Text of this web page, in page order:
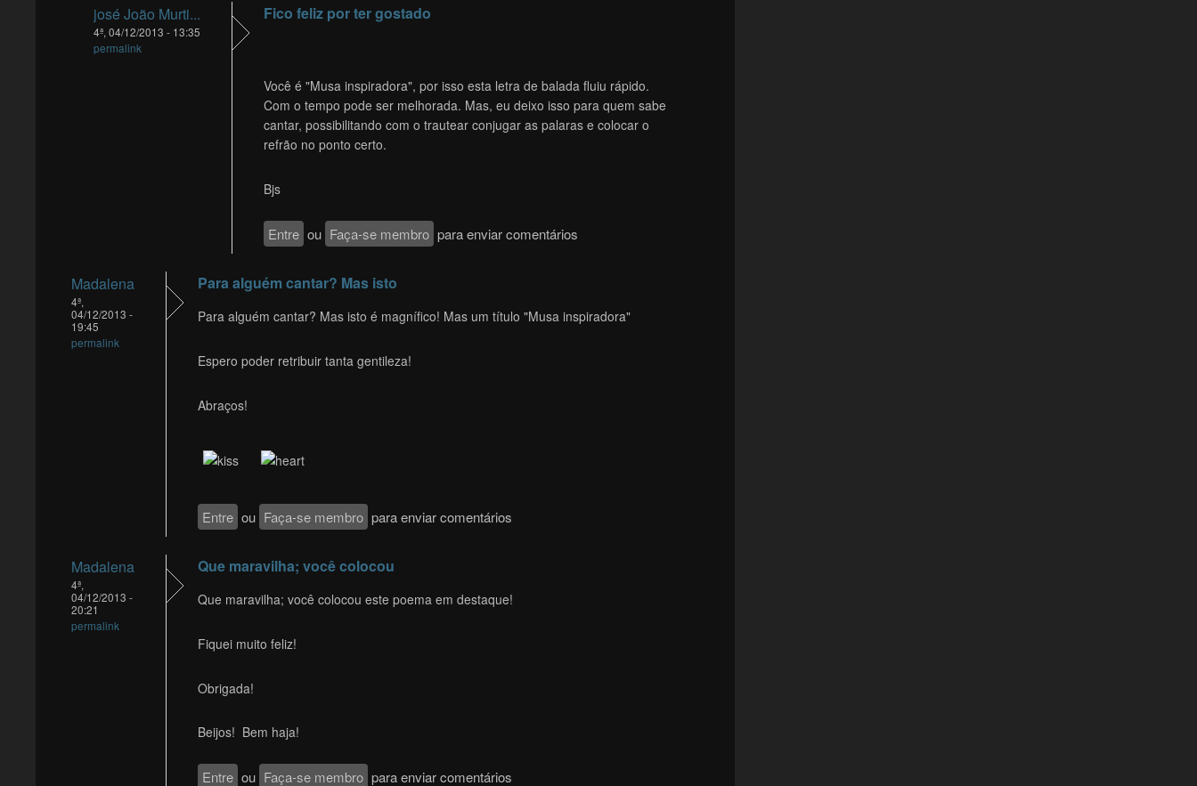
josé João Murti...
4ª, 04/12/2013 - 13:35
permalink
Fico feliz por ter gostado
Você é "Musa inspiradora", por isso esta letra de balada fluiu rápido.
Com o tempo pode ser melhorada. Mas, eu deixo isso para quem sabe
cantar, possibilitando com o trautear conjugar as palaras e colocar o
refrão no ponto certo.
Bjs
Entre ou Faça-se membro para enviar comentários
Madalena
4ª,
04/12/2013 -
19:45
permalink
Para alguém cantar? Mas isto
Para alguém cantar? Mas isto é magnífico! Mas um título "Musa inspiradora"
Espero poder retribuir tanta gentileza!
Abraços!
Entre ou Faça-se membro para enviar comentários
Madalena
4ª,
04/12/2013 -
20:21
permalink
Que maravilha; você colocou
Que maravilha; você colocou este poema em destaque!
Fiquei muito feliz!
Obrigada!
Beijos! Bem haja!
Entre ou Faça-se membro para enviar comentários